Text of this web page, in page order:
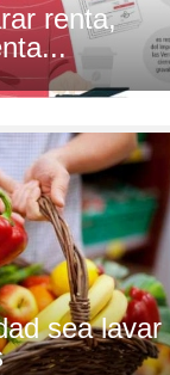
renta,
sea lavar